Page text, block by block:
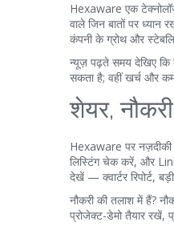
Hexaware एक
वाले जिन बातों पर
कंपनी के ग्रोथ और
न्यूज़ पढ़ते समय देखिए कि
सकता है; वहीं खर्च और
शेयर,
Hexaware पर
लिस्टिंग चेक करें, और
देखें — क्वार्टर रिपोर्ट,
नौकरी की तलाश में हैं?
प्रोजेक्ट-डेमो तैयार रखें,